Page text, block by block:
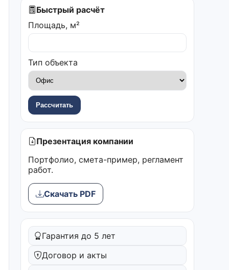
Быстрый расчёт
Площадь, м²
Тип объекта
Рассчитать
Презентация компании
Портфолио, смета-пример, регламент
работ.
Скачать PDF
Гарантия до 5 лет
Договор и акты